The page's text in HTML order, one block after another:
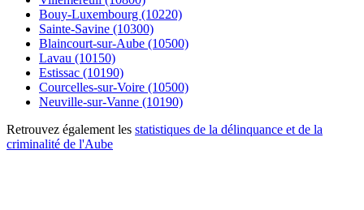
Bouy-Luxembourg (10220)
Sainte-Savine (10300)
Blaincourt-sur-Aube (10500)
Lavau (10150)
Estissac (10190)
Courcelles-sur-Voire (10500)
Neuville-sur-Vanne (10190)
Retrouvez également les statistiques de la délinquance et de la
criminalité de l'Aube